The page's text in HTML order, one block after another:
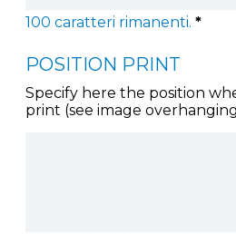
100 caratteri rimanenti. *
POSITION PRINT
Specify here the position
print (see image